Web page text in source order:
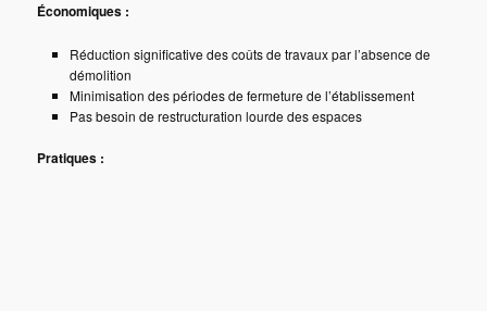
Économiques :
Réduction significative des coûts de travaux par l’absence de
démolition
Minimisation des périodes de fermeture de l’établissement
Pas besoin de restructuration lourde des espaces
Pratiques :